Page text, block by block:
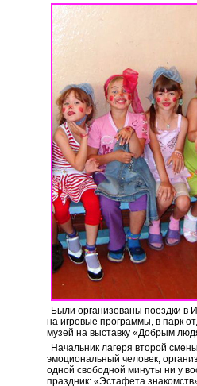
Были организованы поездки в
на игровые программы, в парк
музей на выставку «Добрым
Начальник лагеря второй
эмоциональный человек,
одной свободной минуты ни у
праздник: «Эстафета